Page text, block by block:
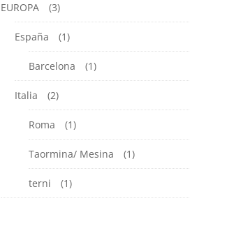
EUROPA (3)
España (1)
Barcelona (1)
Italia (2)
Roma (1)
Taormina/ Mesina (1)
terni (1)